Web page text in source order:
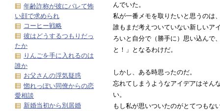
んでいた。
私が一番メモを取りたいと思うのは
誰もまだ考えついていない新しいア
ろいと自分で（勝手に）思い込んで
と！」となるわけだ。
しかし、ある時思ったのだ。
忘れてしまうようなアイデアはそん
い。
もし私が思いついたのがとてつもな
年齢詐称が彼にバレて怖
い顔で求められ
コーヒー戦略
彼はどうするつもりだっ
たか
りんごを手に入れるのは
誰か
お父さんの浮気疑惑
惚れっぽい同僚からの恋
愛相談
新婚当初から別居婚